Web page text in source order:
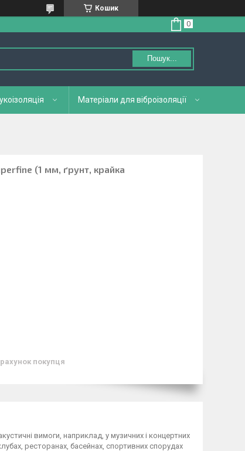
Кошик
Пошук...
Матеріали для віброізоляції
(1 мм, ґрунт, крайка
покупця
вимоги, наприклад, у музичних і концертних
ресторанах, басейнах, спортивних спорудах